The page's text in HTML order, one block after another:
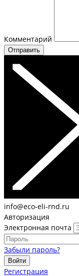
Комментарий
Отправить
info@eco-eli-rnd.ru
Авторизация
Электронная почта
Забыли пароль?
Войти
Регистрация